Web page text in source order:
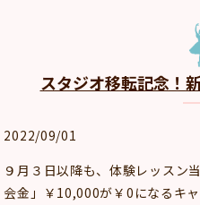
スタジオ移転記念！
2022/09/01
９月３日以降も、体験レッスン
会金」￥10,000が￥0になるキ